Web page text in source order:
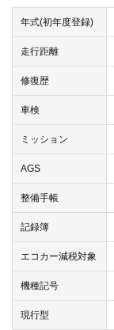
年式(初年度登録)
走行距離
修復歴
車検
ミッション
AGS
整備手帳
記録簿
エコカー減税対象
機種記号
現行型